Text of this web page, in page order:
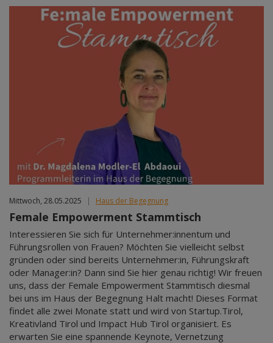
Mittwoch, 28.05.2025 | Haus der Begegnung
Female Empowerment Stammtisch
Interessieren Sie sich für Unternehmer:innentum und
Führungsrollen von Frauen? Möchten Sie vielleicht selbst
gründen oder sind bereits Unternehmer:in, Führungskraft
oder Manager:in? Dann sind Sie hier genau richtig! Wir freuen
uns, dass der Female Empowerment Stammtisch diesmal
bei uns im Haus der Begegnung Halt macht! Dieses Format
findet alle zwei Monate statt und wird von Startup.Tirol,
Kreativland Tirol und Impact Hub Tirol organisiert. Es
erwarten Sie eine spannende Keynote, Vernetzung